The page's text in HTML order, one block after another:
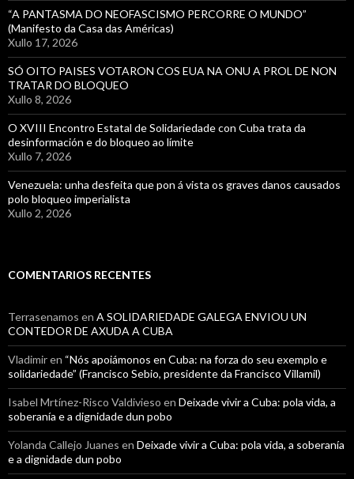
“A PANTASMA DO NEOFASCISMO PERCORRE O MUNDO”
(Manifesto da Casa das Américas)
Xullo 17, 2026
SÓ OITO PAISES VOTARON COS EUA NA ONU A PROL DE NON
TRATAR DO BLOQUEO
Xullo 8, 2026
O XVIII Encontro Estatal de Solidariedade con Cuba trata da
desinformación e do bloqueo ao límite
Xullo 7, 2026
Venezuela: unha desfeita que pon á vista os graves danos causados
polo bloqueo imperialista
Xullo 2, 2026
COMENTARIOS RECENTES
Terrasenamos en A SOLIDARIEDADE GALEGA ENVIOU UN
CONTEDOR DE AXUDA A CUBA
Vladimiren “Nós apoiámonos en Cuba: na forza do seu exemplo e
solidariedade” (Francisco Sebio, presidente da Francisco Villamil)
Isabel Mrtínez-Risco Valdivieso en Deixade vivir a Cuba: pola vida, a
soberanía e a dignidade dun pobo
Yolanda Callejo Juanes en Deixade vivir a Cuba: pola vida, a soberanía
e a dignidade dun pobo